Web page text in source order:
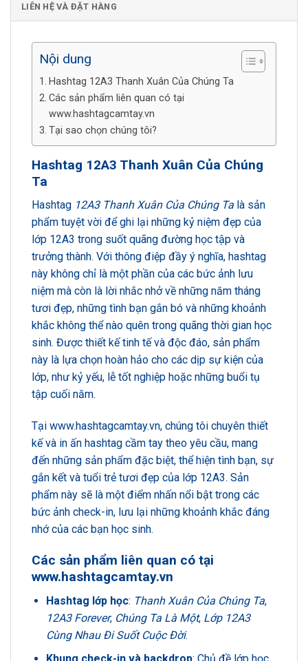
LIÊN HỆ VÀ ĐẶT HÀNG
Nội dung
Hashtag 12A3 Thanh Xuân Của Chúng Ta
Các sản phẩm liên quan có tại
www.hashtagcamtay.vn
Tại sao chọn chúng tôi?
Hashtag 12A3 Thanh Xuân Của Chúng
Ta
Hashtag 12A3 Thanh Xuân Của Chúng Ta là sản
phẩm tuyệt vời để ghi lại những kỷ niệm đẹp của
lớp 12A3 trong suốt quãng đường học tập và
trưởng thành. Với thông điệp đầy ý nghĩa, hashtag
này không chỉ là một phần của các bức ảnh lưu
niệm mà còn là lời nhắc nhở về những năm tháng
tươi đẹp, những tình bạn gắn bó và những khoảnh
khắc không thể nào quên trong quãng thời gian học
sinh. Được thiết kế tinh tế và độc đáo, sản phẩm
này là lựa chọn hoàn hảo cho các dịp sự kiện của
lớp, như kỷ yếu, lễ tốt nghiệp hoặc những buổi tụ
tập cuối năm.
Tại www.hashtagcamtay.vn, chúng tôi chuyên thiết
kế và in ấn hashtag cầm tay theo yêu cầu, mang
đến những sản phẩm đặc biệt, thể hiện tình bạn, sự
gắn kết và tuổi trẻ tươi đẹp của lớp 12A3. Sản
phẩm này sẽ là một điểm nhấn nổi bật trong các
bức ảnh check-in, lưu lại những khoảnh khắc đáng
nhớ của các bạn học sinh.
Các sản phẩm liên quan có tại
www.hashtagcamtay.vn
Hashtag lớp học: Thanh Xuân Của Chúng Ta,
12A3 Forever, Chúng Ta Là Một, Lớp 12A3
Cùng Nhau Đi Suốt Cuộc Đời.